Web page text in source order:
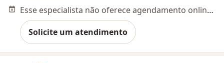
Esse especialista não oferece agendamento online para esse endereço.
Solicite um atendimento